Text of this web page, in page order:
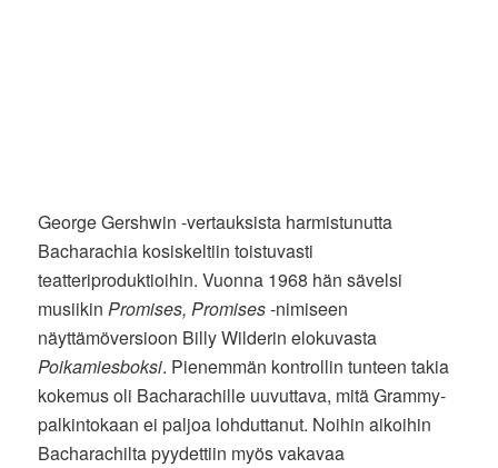
George Gershwin -vertauksista harmistunutta
Bacharachia kosiskeltiin toistuvasti
teatteriproduktioihin. Vuonna 1968 hän sävelsi
musiikinPromises, Promises-nimiseen
näyttämöversioon Billy Wilderin elokuvasta
Poikamiesboksi. Pienemmän kontrollin tunteen takia
kokemus oli Bacharachille uuvuttava, mitä Grammy-
palkintokaan ei paljoa lohduttanut. Noihin aikoihin
Bacharachilta pyydettiin myös vakavaa